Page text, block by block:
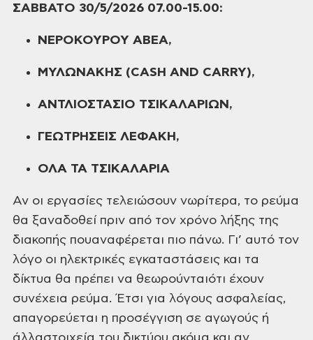
ΣΑΒΒΑΤΟ 30/5/2026 07.00-15.00:
ΝΕΡΟΚΟΥΡΟΥ ΑΒΕΑ,
ΜΥΛΩΝΑΚΗΣ (CASH AND CARRY),
ΑΝΤΛΙΟΣΤΑΣΙΟ ΤΣΙΚΑΛΑΡΙΩΝ,
ΓΕΩΤΡΗΣΕΙΣ ΛΕΦΑΚΗ,
ΟΛΑ ΤΑ ΤΣΙΚΑΛΑΡΙΑ
Αν οι εργασίες τελειώσουν νωρίτερα, το ρεύμα
θα ξαναδοθεί πριν από τον χρόνο λήξης της
διακοπής πουαναφέρεται πιο πάνω. Γι’ αυτό τον
λόγο οι ηλεκτρικές εγκαταστάσεις και τα
δίκτυα θα πρέπει να θεωρούνταιότι έχουν
συνέχεια ρεύμα. Έτσι για λόγους ασφαλείας,
απαγορεύεται η προσέγγιση σε αγωγούς ή